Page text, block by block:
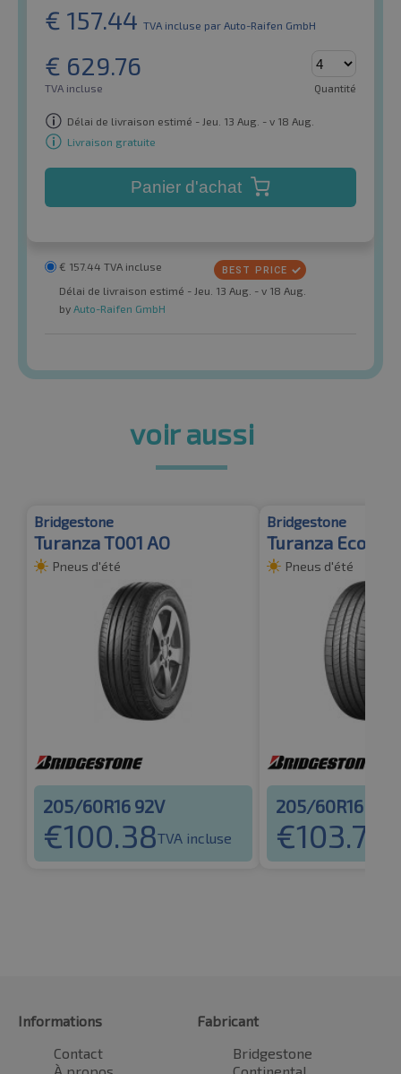
€ 157.44 TVA incluse par Auto-Raifen GmbH
€ 629.76
TVA incluse Quantité
Délai de livraison estimé - Jeu. 13 Aug. - v 18 Aug.
Livraison gratuite
Panier d'achat
€ 157.44 TVA incluse
Délai de livraison estimé - Jeu. 13 Aug. - v 18 Aug.
by Auto-Raifen GmbH
voir aussi
Bridgestone
Turanza T001 AO
Pneus d'été
205/60R16 92V
€100.38TVA incluse
Bridgestone
Turanza Eco
Pneus d'été
205/60R16 92H
€103.79
Informations
Contact
Fabricant
Bridgestone